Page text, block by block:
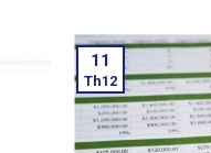
11
Th12